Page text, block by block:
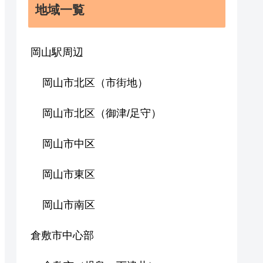
地域一覧
岡山駅周辺
岡山市北区（市街地）
岡山市北区（御津/足守）
岡山市中区
岡山市東区
岡山市南区
倉敷市中心部